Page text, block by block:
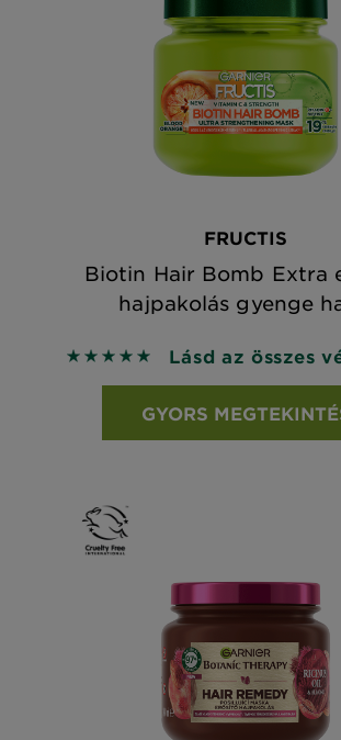
FRUCTIS
Biotin Hair Bomb Extra
hajpakolás gyenge
5 out of 5 stars based on
Lásd az összes
GYORS